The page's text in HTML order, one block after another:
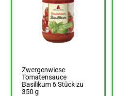
Zwergenwiese
Tomatensauce
Basilikum 6 Stück zu
350 g